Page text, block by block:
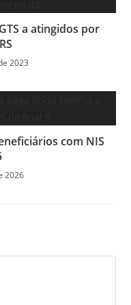
a atingidos por
2023
com NIS
2026